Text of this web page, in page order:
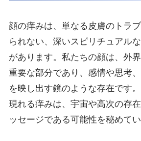
顔の痒みは、単なる皮膚のトラ
られない、深いスピリチュアル
があります。私たちの顔は、外
重要な部分であり、感情や思考
を映し出す鏡のような存在です
現れる痒みは、宇宙や高次の存
ッセージである可能性を秘めてい